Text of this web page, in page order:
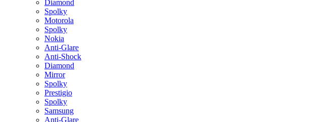
Diamond
Spolky
Motorola
Spolky
Nokia
Anti-Glare
Anti-Shock
Diamond
Mirror
Spolky
Prestigio
Spolky
Samsung
Anti-Glare